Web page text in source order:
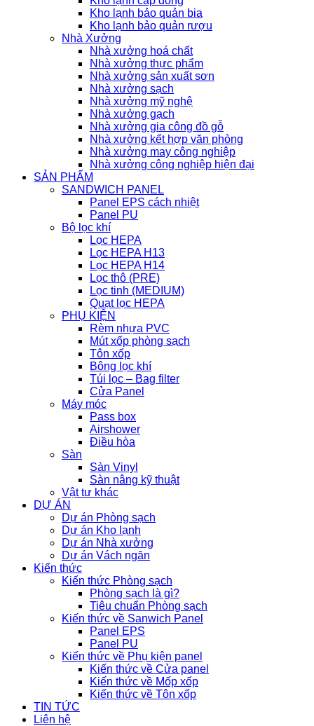
Kho lạnh bảo quản bia
Kho lạnh bảo quản rượu
Nhà Xưởng
Nhà xưởng hoá chất
Nhà xưởng thực phẩm
Nhà xưởng sản xuất sơn
Nhà xưởng sạch
Nhà xưởng mỹ nghệ
Nhà xưởng gạch
Nhà xưởng gia công đồ gỗ
Nhà xưởng kết hợp văn phòng
Nhà xưởng may công nghiệp
Nhà xưởng công nghiệp hiện đại
SẢN PHẨM
SANDWICH PANEL
Panel EPS cách nhiệt
Panel PU
Bộ lọc khí
Lọc HEPA
Lọc HEPA H13
Lọc HEPA H14
Lọc thô (PRE)
Lọc tinh (MEDIUM)
Quạt lọc HEPA
PHỤ KIỆN
Rèm nhựa PVC
Mút xốp phòng sạch
Tôn xốp
Bông lọc khí
Túi lọc – Bag filter
Cửa Panel
Máy móc
Pass box
Airshower
Điều hòa
Sàn
Sàn Vinyl
Sàn nâng kỹ thuật
Vật tư khác
DỰ ÁN
Dự án Phòng sạch
Dự án Kho lạnh
Dự án Nhà xưởng
Dự án Vách ngăn
Kiến thức
Kiến thức Phòng sạch
Phòng sạch là gì?
Tiêu chuẩn Phòng sạch
Kiến thức về Sanwich Panel
Panel EPS
Panel PU
Kiến thức về Phụ kiện panel
Kiến thức về Cửa panel
Kiến thức về Mốp xốp
Kiến thức về Tôn xốp
TIN TỨC
Liên hệ